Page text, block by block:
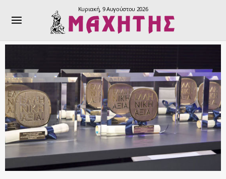
Κυριακή, 9 Αυγούστου 2026